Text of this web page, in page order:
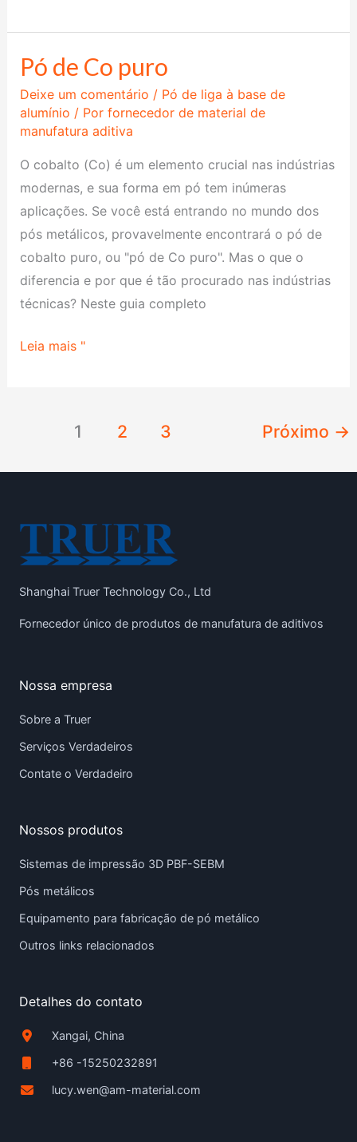
Pó de Co puro
Deixe um comentário / Pó de liga à base de
alumínio / Por fornecedor de material de
manufatura aditiva
O cobalto (Co) é um elemento crucial nas indústrias
modernas, e sua forma em pó tem inúmeras
aplicações. Se você está entrando no mundo dos
pós metálicos, provavelmente encontrará o pó de
cobalto puro, ou "pó de Co puro". Mas o que o
diferencia e por que é tão procurado nas indústrias
técnicas? Neste guia completo
Pó
de
Co
puro
Leia mais "
1 2 3 Próximo →
Shanghai Truer Technology Co., Ltd
Fornecedor único de produtos de manufatura de aditivos
Nossa empresa
Sobre a Truer
Serviços Verdadeiros
Contate o Verdadeiro
Nossos produtos
Sistemas de impressão 3D PBF-SEBM
Pós metálicos
Equipamento para fabricação de pó metálico
Outros links relacionados
Detalhes do contato
Xangai, China
+86 -15250232891
lucy.wen@am-material.com